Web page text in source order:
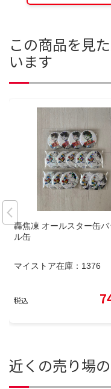
この商品を見
います
轟焦凍 オールスター缶バ
ル缶
マイストア在庫： 1376
税込
近くの売り場